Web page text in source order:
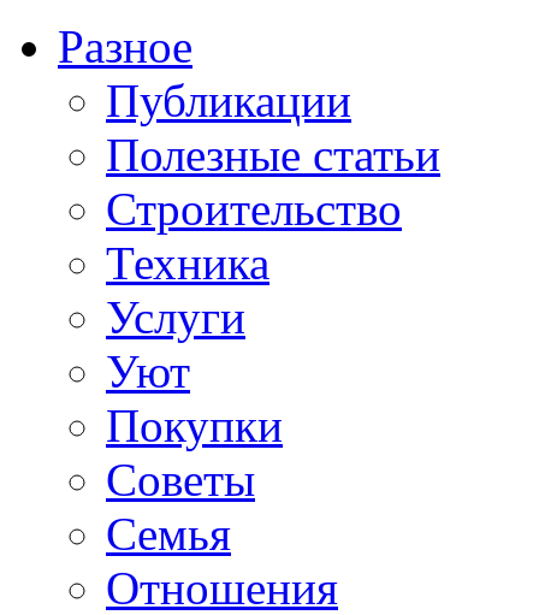
Разное
Публикации
Полезные статьи
Строительство
Техника
Услуги
Уют
Покупки
Советы
Семья
Отношения